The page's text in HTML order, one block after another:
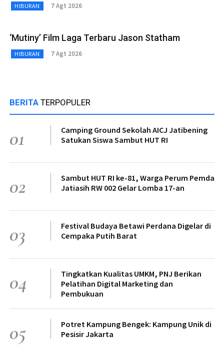
HIBURAN 7 Agt 2026
‘Mutiny’ Film Laga Terbaru Jason Statham
HIBURAN 7 Agt 2026
BERITA TERPOPULER
01
Camping Ground Sekolah AICJ Jatibening
Satukan Siswa Sambut HUT RI
02
Sambut HUT RI ke-81, Warga Perum Pemda
Jatiasih RW 002 Gelar Lomba 17-an
03
Festival Budaya Betawi Perdana Digelar di
Cempaka Putih Barat
04
Tingkatkan Kualitas UMKM, PNJ Berikan
Pelatihan Digital Marketing dan
Pembukuan
05
Potret Kampung Bengek: Kampung Unik di
Pesisir Jakarta